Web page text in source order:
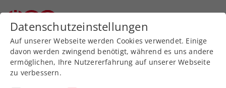
Zurück zur Newsübersicht
ATP
Datenschutzeinstellungen
Auf unserer Webseite werden Cookies verwendet. Einige
davon werden zwingend benötigt, während es uns andere
ermöglichen, Ihre Nutzererfahrung auf unserer Webseite
zu verbessern.